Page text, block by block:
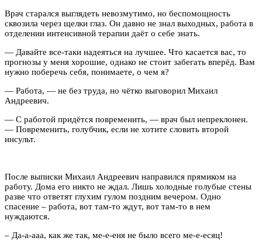
Врач старался выглядеть невозмутимо, но беспомощность
сквозила через щелки глаз. Он давно не знал выходных, работа в
отделении интенсивной терапии даёт о себе знать.
— Давайте все-таки надеяться на лучшее. Что касается вас, то
прогнозы у меня хорошие, однако не стоит забегать вперёд. Вам
нужно поберечь себя, понимаете, о чем я?
— Работа, — не без труда, но чётко выговорил Михаил
Андреевич.
— С работой придётся повременить, — врач был непреклонен.
— Повременить, голубчик, если не хотите словить второй
инсульт.
После выписки Михаил Андреевич направился прямиком на
работу. Дома его никто не ждал. Лишь холодные голубые стены
разве что ответят глухим гулом поздним вечером. Одно
спасение – работа, вот там-то ждут, вот там-то в нем
нуждаются.
– Да-а-ааа, как же так, ме-е-еня не было всего ме-е-есяц!